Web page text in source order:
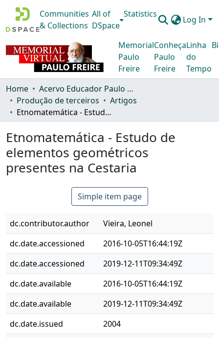
Communities
& Collections
All of
DSpace
Statistics
Log In
Memorial
Paulo
Freire
Conheça
Paulo
Freire
Linha
do
Tempo
Home
Acervo Educador Paulo Freire
Produção de terceiros
Artigos
Etnomatemática - Estudo de elementos geométricos presentes na Cestaria
Etnomatemática - Estudo de
elementos geométricos
presentes na Cestaria
Simple item page
dc.contributor.author
Vieira, Leonel
dc.date.accessioned
2016-10-05T16:44:19Z
dc.date.accessioned
2019-12-11T09:34:49Z
dc.date.available
2016-10-05T16:44:19Z
dc.date.available
2019-12-11T09:34:49Z
dc.date.issued
2004